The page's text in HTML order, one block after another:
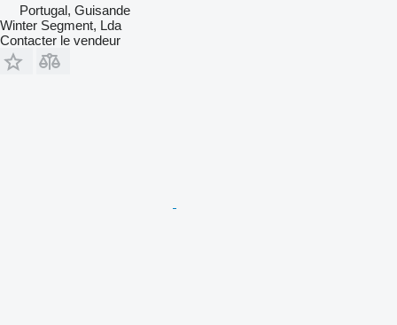
Portugal, Guisande
Winter Segment, Lda
Contacter le vendeur